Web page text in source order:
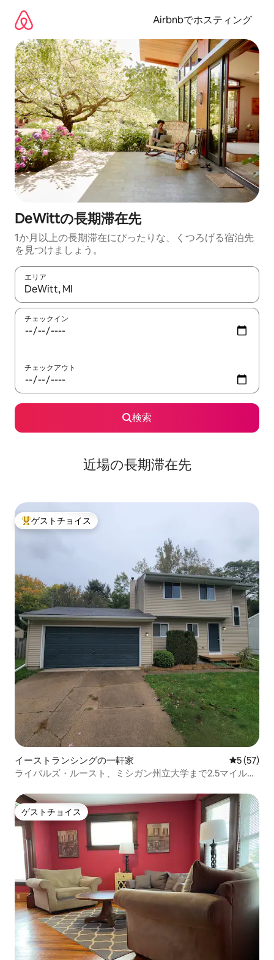
Airbnbでホスティング
DeWittの長期滞在先
1か月以上の長期滞在にぴったりな、くつろげる宿泊先
を見つけましょう。
エリア
検索結果が表示されたら、上下の矢印キーを使って移動するか
チェックイン
チェックアウト
検索
近場の長期滞在先
大好評のゲストチョイスです。
ゲストチョイス
イーストランシングの一軒家 レビュー
5 (57)
ライバルズ・ルースト、ミシガン州立大学まで2.5マイル、
ゲストチョイス
ゲストチョイス